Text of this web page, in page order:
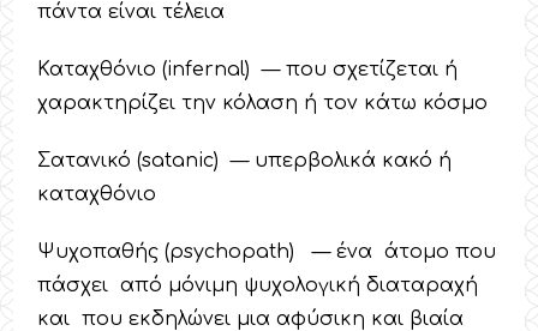
πάντα είναι τέλεια
Καταχθόνιο (infernal) — που σχετίζεται ή
χαρακτηρίζει την κόλαση ή τον κάτω κόσμο
Σατανικό (satanic) — υπερβολικά κακό ή
καταχθόνιο
Ψυχοπαθής (psychopath) — ένα άτομο που
πάσχει από μόνιμη ψυχολογική διαταραχή
και που εκδηλώνει μια αφύσικη και βιαία